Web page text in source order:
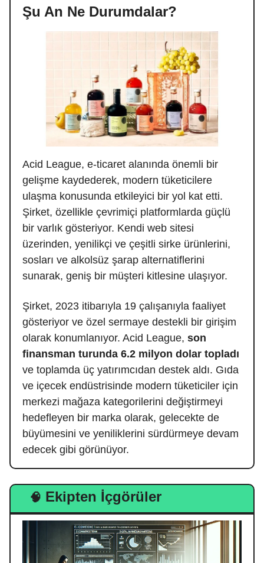
Şu An Ne Durumdalar?
Acid League, e-ticaret alanında önemli bir
gelişme kaydederek, modern tüketicilere
ulaşma konusunda etkileyici bir yol kat etti.
Şirket, özellikle çevrimiçi platformlarda güçlü
bir varlık gösteriyor. Kendi web sitesi
üzerinden, yenilikçi ve çeşitli sirke ürünlerini,
sosları ve alkolsüz şarap alternatiflerini
sunarak, geniş bir müşteri kitlesine ulaşıyor.
Şirket, 2023 itibarıyla 19 çalışanıyla faaliyet
gösteriyor ve özel sermaye destekli bir girişim
olarak konumlanıyor. Acid League, son
finansman turunda 6.2 milyon dolar topladı
ve toplamda üç yatırımcıdan destek aldı. Gıda
ve içecek endüstrisinde modern tüketiciler için
merkezi mağaza kategorilerini değiştirmeyi
hedefleyen bir marka olarak, gelecekte de
büyümesini ve yeniliklerini sürdürmeye devam
edecek gibi görünüyor.
🧠 Ekipten İçgörüler